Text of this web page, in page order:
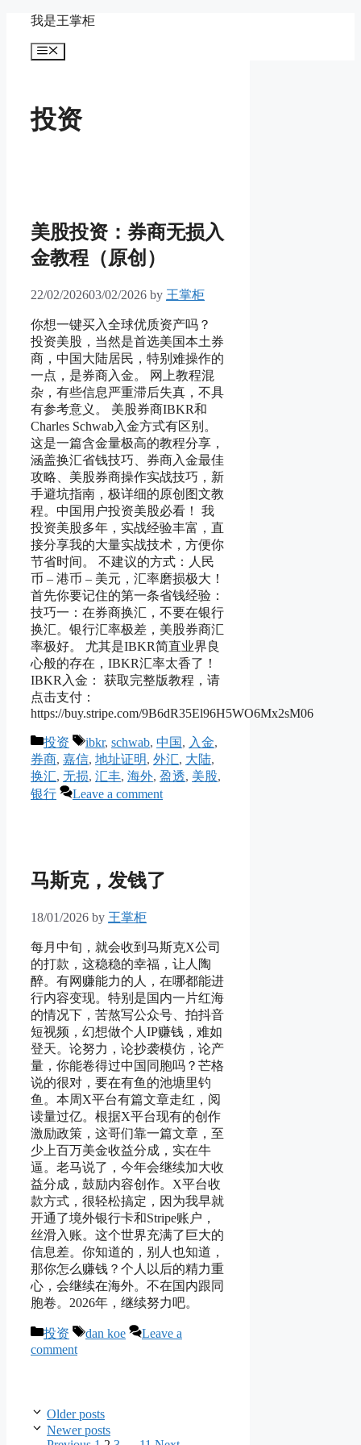
content
我是王掌柜
Menu
投资
美股投资：券商无损入
金教程（原创）
22/02/202603/02/2026 by 王掌柜
你想一键买入全球优质资产吗？
投资美股，当然是首选美国本土券
商，中国大陆居民，特别难操作的
一点，是券商入金。 网上教程混
杂，有些信息严重滞后失真，不具
有参考意义。 美股券商IBKR和
Charles Schwab入金方式有区别。
这是一篇含金量极高的教程分享，
涵盖换汇省钱技巧、券商入金最佳
攻略、美股券商操作实战技巧，新
手避坑指南，极详细的原创图文教
程。中国用户投资美股必看！ 我
投资美股多年，实战经验丰富，直
接分享我的大量实战技术，方便你
节省时间。 不建议的方式：人民
币 – 港币 – 美元，汇率磨损极大！
首先你要记住的第一条省钱经验：
技巧一：在券商换汇，不要在银行
换汇。银行汇率极差，美股券商汇
率极好。 尤其是IBKR简直业界良
心般的存在，IBKR汇率太香了！
IBKR入金： 获取完整版教程，请
点击支付：
https://buy.stripe.com/9B6dR35El96H5WO6Mx2sM06
Categories
投资 Tags
ibkr, schwab, 中国 , 入金,
券商, 嘉信, 地址证明, 外汇, 大陆,
换汇, 无损, 汇丰, 海外, 盈透, 美股,
银行
Leave a comment
马斯克，发钱了
18/01/2026 by 王掌柜
每月中旬，就会收到马斯克X公司
的打款，这稳稳的幸福，让人陶
醉。有网赚能力的人，在哪都能进
行内容变现。特别是国内一片红海
的情况下，苦熬写公众号、拍抖音
短视频，幻想做个人IP赚钱，难如
登天。论努力，论抄袭模仿，论产
量，你能卷得过中国同胞吗？芒格
说的很对，要在有鱼的池塘里钓
鱼。本周X平台有篇文章走红，阅
读量过亿。根据X平台现有的创作
激励政策，这哥们靠一篇文章，至
少上百万美金收益分成，实在牛
逼。老马说了，今年会继续加大收
益分成，鼓励内容创作。X平台收
款方式，很轻松搞定，因为我早就
开通了境外银行卡和Stripe账户，
丝滑入账。这个世界充满了巨大的
信息差。你知道的，别人也知道，
那你怎么赚钱？个人以后的精力重
心，会继续在海外。不在国内跟同
胞卷。2026年，继续努力吧。
Categories
投资 Tags
dan koe
Leave a
comment
Older posts
Newer posts